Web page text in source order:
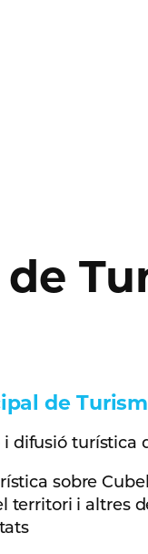
de
i difusió
sobre
territori i altres